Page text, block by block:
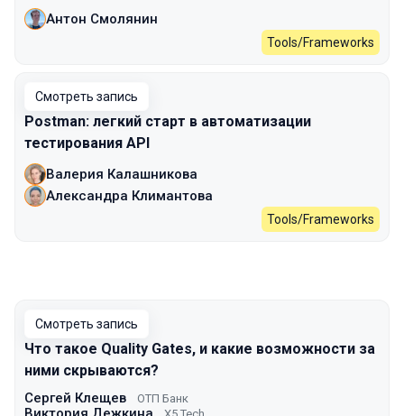
Антон Смолянин
Tools/Frameworks
Смотреть запись
Postman: легкий старт в автоматизации
тестирования API
Валерия Калашникова
Александра Климантова
Tools/Frameworks
Смотреть запись
Что такое Quality Gates, и какие возможности за
ними скрываются?
Сергей Клещев ОТП Банк